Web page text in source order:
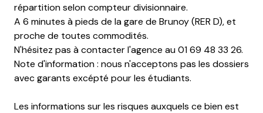
répartition selon compteur divisionnaire.
A 6 minutes à pieds de la gare de Brunoy (RER D), et
proche de toutes commodités.
N'hésitez pas à contacter l'agence au 01 69 48 33 26.
Note d'information : nous n'acceptons pas les dossiers
avec garants excépté pour les étudiants.
Les informations sur les risques auxquels ce bien est